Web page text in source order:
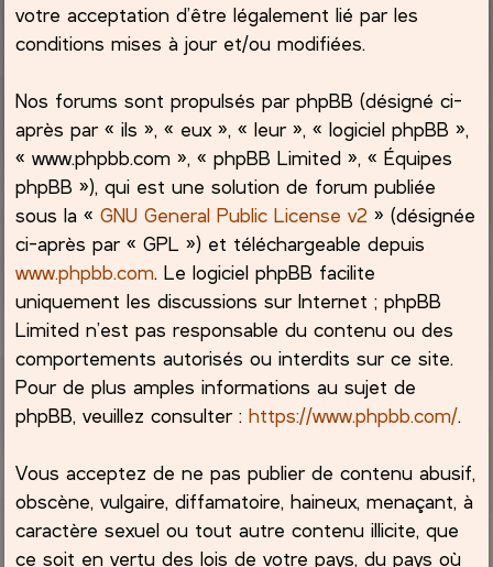
votre acceptation d’être légalement lié par les
conditions mises à jour et/ou modifiées.
Nos forums sont propulsés par phpBB (désigné ci-
après par « ils », « eux », « leur », « logiciel phpBB »,
« www.phpbb.com », « phpBB Limited », « Équipes
phpBB »), qui est une solution de forum publiée
sous la «GNU General Public License v2 » (désignée
ci-après par « GPL ») et téléchargeable depuis
www.phpbb.com. Le logiciel phpBB facilite
uniquement les discussions sur Internet ; phpBB
Limited n’est pas responsable du contenu ou des
comportements autorisés ou interdits sur ce site.
Pour de plus amples informations au sujet de
phpBB, veuillez consulter :https://www.phpbb.com/.
Vous acceptez de ne pas publier de contenu abusif,
obscène, vulgaire, diffamatoire, haineux, menaçant, à
caractère sexuel ou tout autre contenu illicite, que
ce soit en vertu des lois de votre pays, du pays où